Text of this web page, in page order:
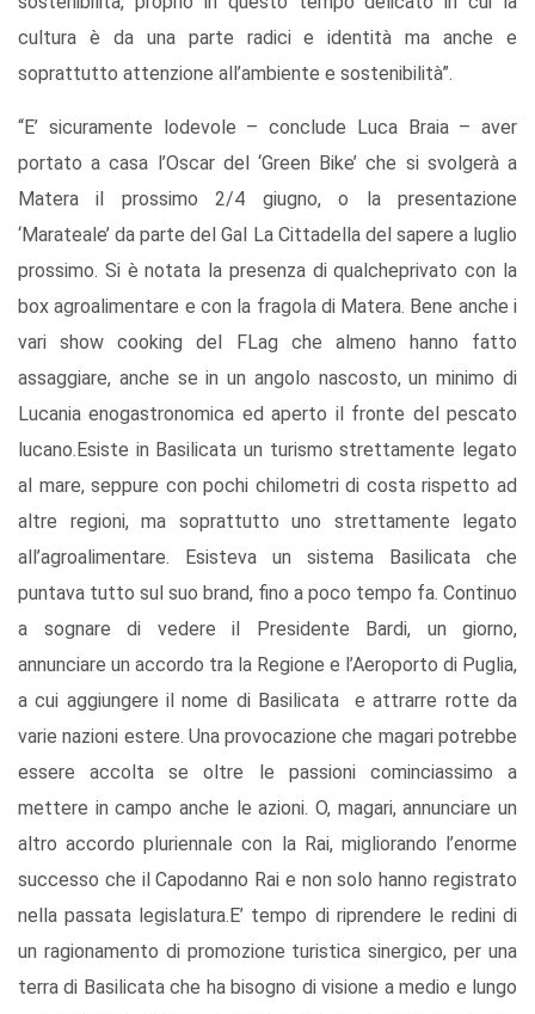
cultura è da una parte radici e identità ma anche e
soprattutto attenzione all’ambiente e sostenibilità”.
“E’ sicuramente lodevole – conclude Luca Braia – aver
portato a casa l’Oscar del ‘Green Bike’ che si svolgerà a
Matera il prossimo 2/4 giugno, o la presentazione
‘Marateale’ da parte del Gal La Cittadella del sapere a luglio
prossimo. Si è notata la presenza di qualcheprivato con la
box agroalimentare e con la fragola di Matera. Bene anche i
vari show cooking del FLag che almeno hanno fatto
assaggiare, anche se in un angolo nascosto, un minimo di
Lucania enogastronomica ed aperto il fronte del pescato
lucano.Esiste in Basilicata un turismo strettamente legato
al mare, seppure con pochi chilometri di costa rispetto ad
altre regioni, ma soprattutto uno strettamente legato
all’agroalimentare. Esisteva un sistema Basilicata che
puntava tutto sul suo brand, fino a poco tempo fa. Continuo
a sognare di vedere il Presidente Bardi, un giorno,
annunciare un accordo tra la Regione e l’Aeroporto di Puglia,
a cui aggiungere il nome di Basilicata e attrarre rotte da
varie nazioni estere. Una provocazione che magari potrebbe
essere accolta se oltre le passioni cominciassimo a
mettere in campo anche le azioni. O, magari, annunciare un
altro accordo pluriennale con la Rai, migliorando l’enorme
successo che il Capodanno Rai e non solo hanno registrato
nella passata legislatura.E’ tempo di riprendere le redini di
un ragionamento di promozione turistica sinergico, per una
terra di Basilicata che ha bisogno di visione a medio e lungo